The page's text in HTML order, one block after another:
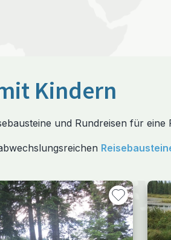
Kindern
und Rundreisen für eine